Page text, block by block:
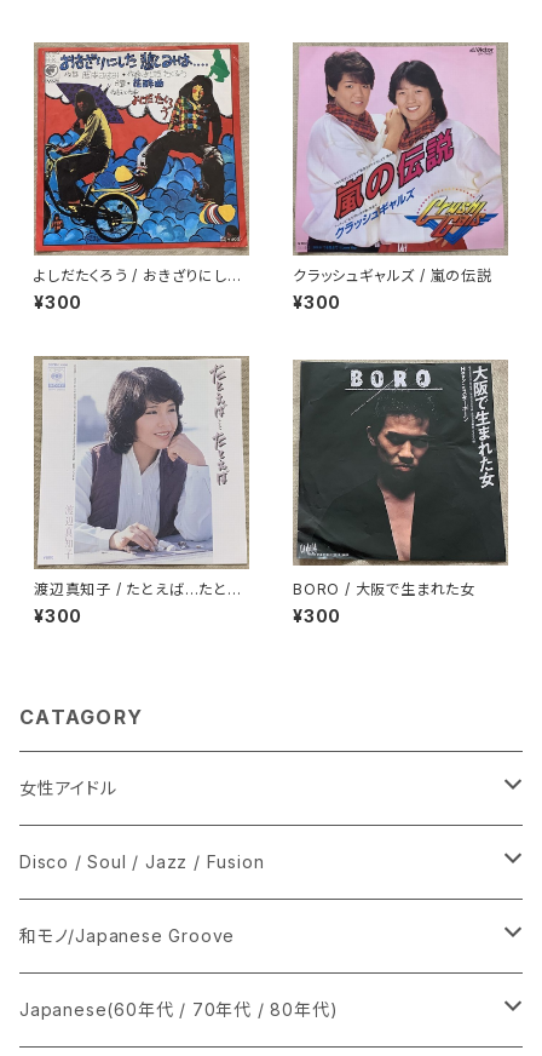
よしだたくろう / おきざりにした
悲しみは
¥300
クラッシュギャルズ / 嵐の伝説
¥300
渡辺真知子 / たとえば…たとえ
ば
¥300
BORO / 大阪で生まれた女
¥300
CATAGORY
女性アイドル
シングル盤
あ行
か行
LP
CD
Disco / Soul / Jazz / Fusion
シングル盤
A
12インチ・シングル
和モノ/Japanese Groove
シングル盤
Japanese(60年代 / 70年代 / 80年代)